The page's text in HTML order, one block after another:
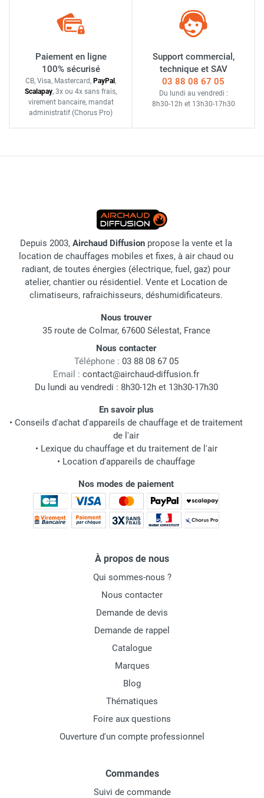
Paiement en ligne
100% sécurisé
CB, Visa, Mastercard, PayPal ,
Scalapay, 3x ou 4x sans frais,
virement bancaire, mandat
administratif (Chorus Pro)
Support commercial,
technique et SAV
03 88 08 67 05
Du lundi au vendredi :
8h30-12h et 13h30-17h30
Depuis 2003, Airchaud Diffusion propose la vente et la
location de chauffages mobiles et fixes, à air chaud ou
radiant, de toutes énergies (électrique, fuel, gaz) pour
atelier, chantier ou résidentiel. Vente et Location de
climatiseurs, rafraichisseurs, déshumidificateurs.
Nous trouver
35 route de Colmar, 67600 Sélestat, France
Nous contacter
Téléphone : 03 88 08 67 05
Email : contact@airchaud-diffusion.fr
Du lundi au vendredi : 8h30-12h et 13h30-17h30
En savoir plus
• Conseils d'achat d'appareils de chauffage et de traitement
de l'air
• Lexique du chauffage et du traitement de l'air
• Location d'appareils de chauffage
Nos modes de paiement
À propos de nous
Qui sommes-nous ?
Nous contacter
Demande de devis
Demande de rappel
Catalogue
Marques
Blog
Thématiques
Foire aux questions
Ouverture d'un compte professionnel
Commandes
Suivi de commande